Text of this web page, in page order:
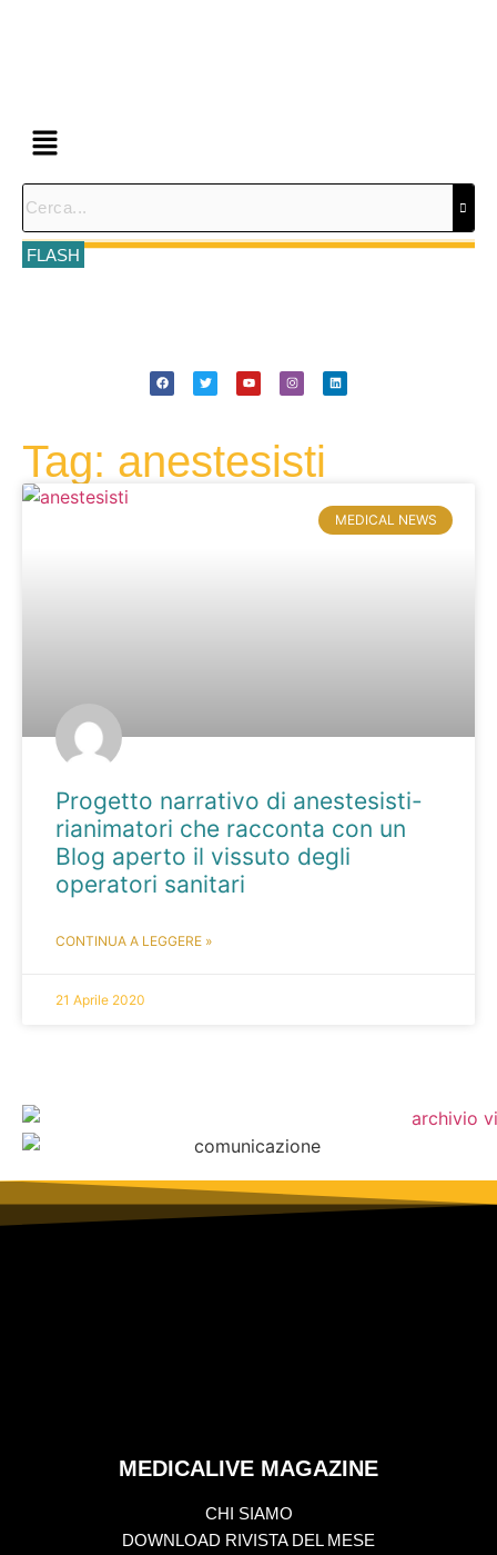
FLASH
Tag: anestesisti
MEDICAL NEWS
Progetto narrativo di anestesisti-
rianimatori che racconta con un
Blog aperto il vissuto degli
operatori sanitari
CONTINUA A LEGGERE »
21 Aprile 2020
MEDICALIVE MAGAZINE
CHI SIAMO
DOWNLOAD RIVISTA DEL MESE